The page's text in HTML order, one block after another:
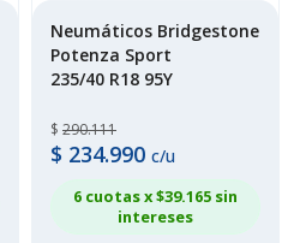
Neumáticos Bridgestone
Potenza Sport
235/40 R18 95Y
$ 290.111
$ 234.990 c/u
6 cuotas x $39.165 sin
intereses